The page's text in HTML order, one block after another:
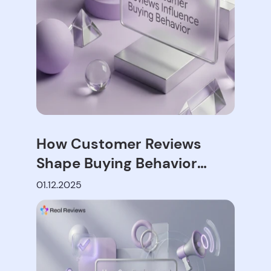
How Customer Reviews
Shape Buying Behavior
Online
01.12.2025